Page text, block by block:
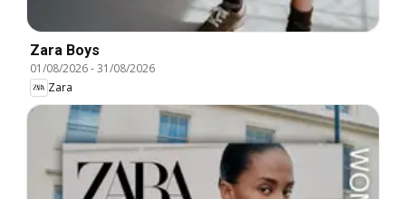
Zara Boys
01/08/2026-31/08/2026
Zara